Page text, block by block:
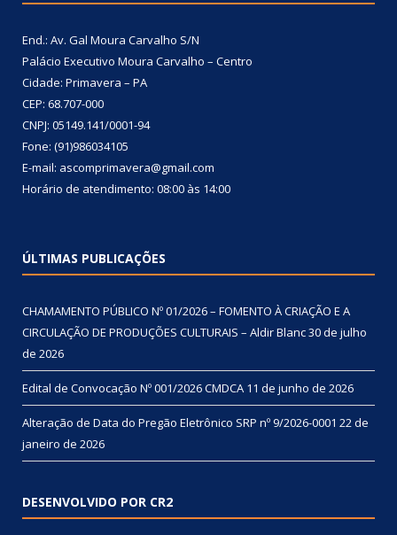
End.: Av. Gal Moura Carvalho S/N
Palácio Executivo Moura Carvalho – Centro
Cidade: Primavera – PA
CEP: 68.707-000
CNPJ: 05149.141/0001-94
Fone: (91)986034105
E-mail: ascomprimavera@gmail.com
Horário de atendimento: 08:00 às 14:00
ÚLTIMAS PUBLICAÇÕES
CHAMAMENTO PÚBLICO Nº 01/2026 – FOMENTO À CRIAÇÃO E A
CIRCULAÇÃO DE PRODUÇÕES CULTURAIS – Aldir Blanc30 de julho
de 2026
Edital de Convocação Nº 001/2026 CMDCA 11 de junho de 2026
Alteração de Data do Pregão Eletrônico SRP nº 9/2026-0001 22 de
janeiro de 2026
DESENVOLVIDO POR CR2